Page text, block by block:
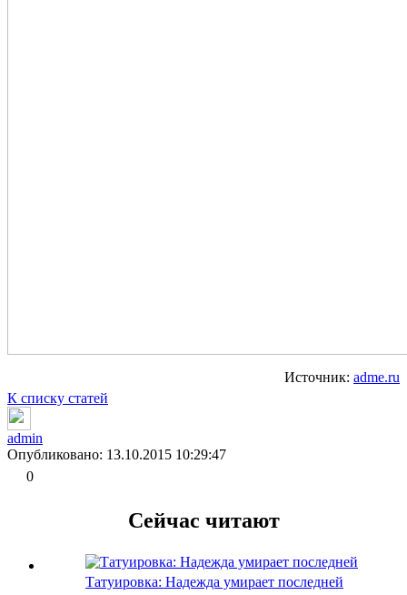
Источник: adme.ru
К списку статей
admin
Опубликовано: 13.10.2015 10:29:47
0
Сейчас читают
Татуировка: Надежда умирает последней